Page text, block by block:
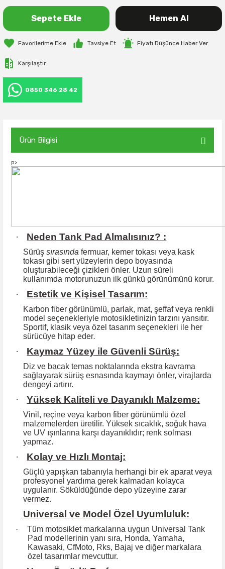
Sepete Ekle Hemen Al
Tavsiye Et Fiyatı Düşünce Haber Ver
Karşılaştır
0850 346 28 42
Ürün Bilgisi
p>
· Neden Tank Pad Almalısınız? :
Sürüş sırasında fermuar, kemer tokası veya kask
tokası gibi sert yüzeylerin depo boyasında
oluşturabileceği çizikleri önler. Uzun süreli
kullanımda motorunuzun ilk günkü görünümünü korur.
· Estetik ve Kişisel Tasarım:
Karbon fiber görünümlü, parlak, mat, şeffaf veya renkli
model seçenekleriyle motosikletinizin tarzını yansıtır.
Sportif, klasik veya özel tasarım seçenekleri ile her
sürücüye hitap eder.
· Kaymaz Yüzey ile Güvenli Sürüş:
Diz ve bacak temas noktalarında ekstra kavrama
sağlayarak sürüş esnasında kaymayı önler, virajlarda
dengeyi artırır.
· Yüksek Kaliteli ve Dayanıklı Malzeme:
Vinil, reçine veya karbon fiber görünümlü özel
malzemelerden üretilir. Yüksek sıcaklık, soğuk hava
ve UV ışınlarına karşı dayanıklıdır; renk solması
yapmaz.
· Kolay ve Hızlı Montaj:
Güçlü yapışkan tabanıyla herhangi bir ek aparat veya
profesyonel yardıma gerek kalmadan kolayca
uygulanır. Söküldüğünde depo yüzeyine zarar
vermez.
Universal ve Model Özel Uyumluluk:
·
Tüm motosiklet markalarına uygun Universal Tank
Pad modellerinin yanı sıra, Honda, Yamaha,
Kawasaki, CfMoto, Rks, Bajaj ve diğer markalara
özel tasarımlar mevcuttur.